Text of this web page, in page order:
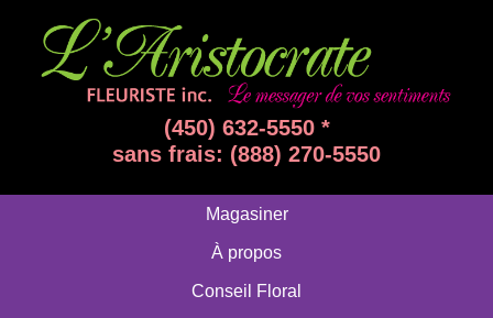
(450) 632-5550 *
sans frais: (888) 270-5550
Magasiner
À propos
Conseil Floral